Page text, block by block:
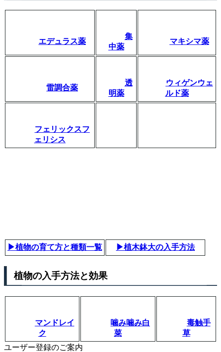
エデュラス薬
集
中薬
マキシマ薬
雷調合薬
透
明薬
ウィゲンウェ
ルド薬
フェリックスフ
ェリシス
▶植物の育て方と種類一覧 ▶植木鉢大の入手方法
植物の入手方法と効果
マンドレイ
ク
噛み噛み白
菜
毒触手
草
ユーザー登録のご案内